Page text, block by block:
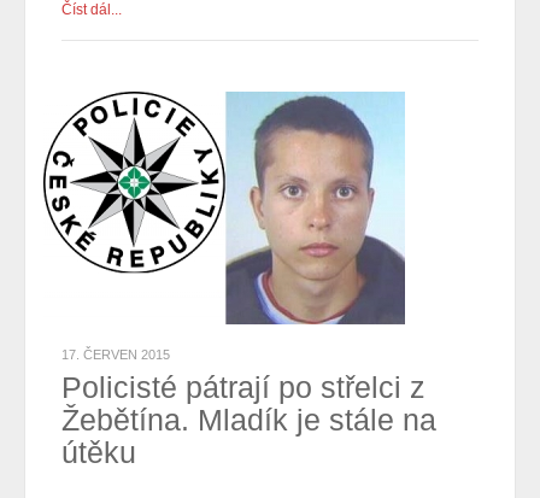
Číst dál...
17. ČERVEN 2015
Policisté pátrají po střelci z
Žebětína. Mladík je stále na
útěku